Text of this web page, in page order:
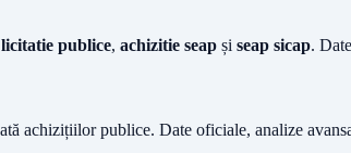
licitatie publice, achizitie seap și seap sicap.
achizițiilor publice. Date oficiale, analize